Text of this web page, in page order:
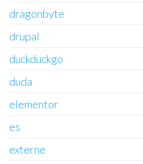
dragonbyte
drupal
duckduckgo
duda
elementor
es
externe